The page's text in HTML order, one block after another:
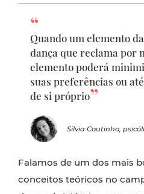
Quando um elemento
dança que reclama por
elemento poderá
suas preferências ou
de si próprio
Sílvia Coutinho,
Falamos de um dos mais
conceitos teóricos no